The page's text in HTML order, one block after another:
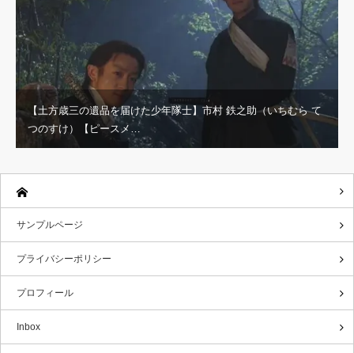
【土方歳三の遺品を届けた少年隊士】市村 鉄之助（いちむら て
つのすけ）【ピースメ…
サンプルページ
プライバシーポリシー
プロフィール
Inbox